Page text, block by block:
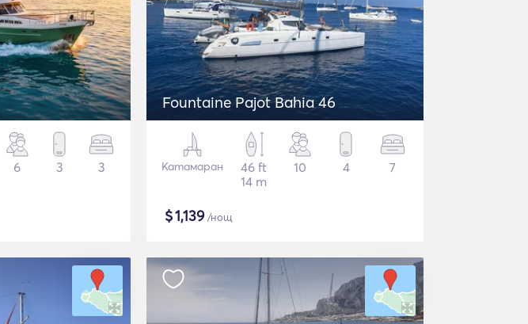
6 3 3
Fountaine Pajot Bahia 46
Катамаран
46 ft
14 m
10 4 7
$1,139/нощ